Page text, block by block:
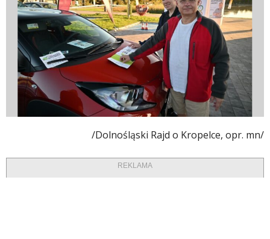
/Dolnośląski Rajd o Kropelce, opr. mn/
REKLAMA